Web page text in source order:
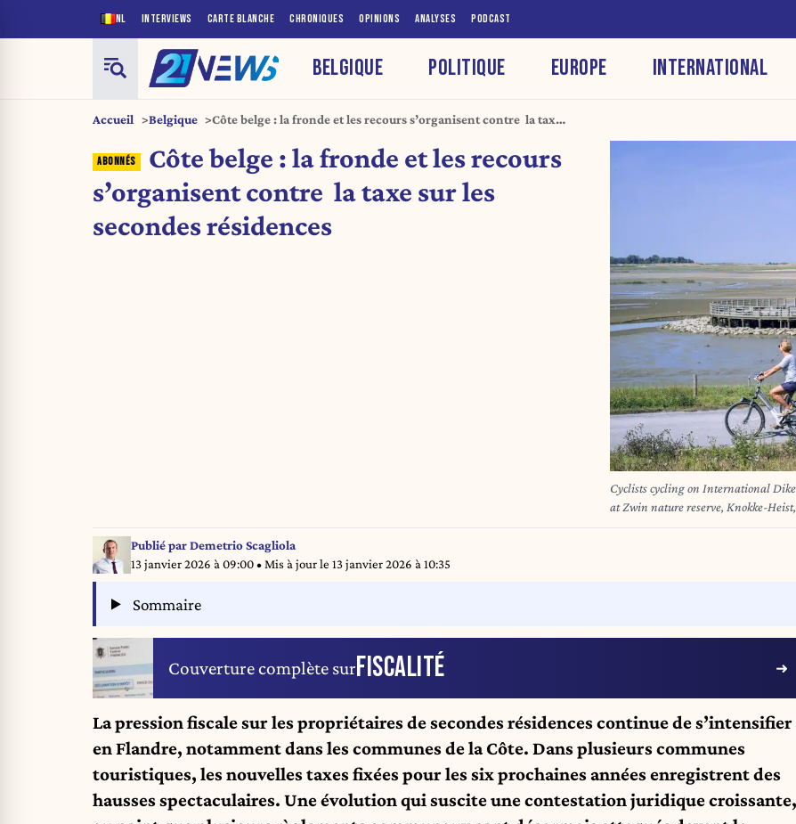
NL INTERVIEWS CARTE BLANCHE CHRONIQUES OPINIONS ANALYSES PODCAST
BELGIQUE POLITIQUE EUROPE INTERNATIONAL
Accueil Belgique
Côte belge : la fronde et les recours s’organisent contre la taxe
Côte belge : la fronde et les recours
s’organisent contre la taxe sur les
secondes résidences
Cyclists cycling on International
at Zwin nature reserve, Knokke-
Publié parDemetrio Scagliola
13 janvier 2026 à 09:00• Mis à jour le 13 janvier 2026 à 10:35
Sommaire
Couverture complète surFISCALITÉ
La pression fiscale sur les propriétaires de secondes résidences continue de s’intensifier
en Flandre, notamment dans les communes de la Côte. Dans plusieurs communes
touristiques, les nouvelles taxes fixées pour les six prochaines années enregistrent des
hausses spectaculaires. Une évolution qui suscite une contestation juridique croissante,